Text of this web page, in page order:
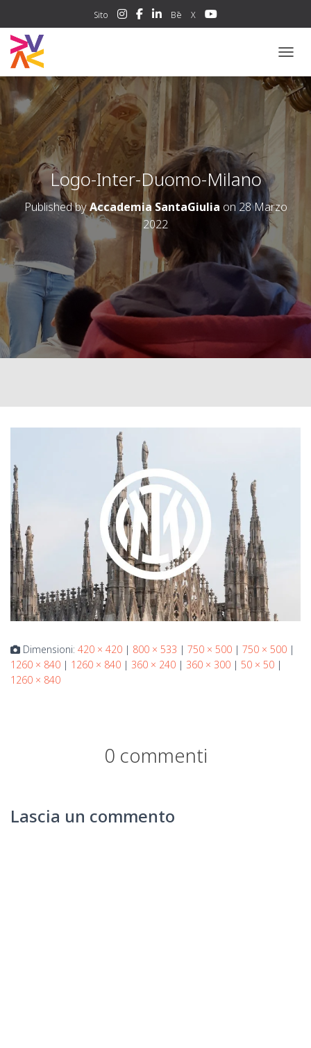
Sito Bē X
Logo-Inter-Duomo-Milano
Published byAccademia SantaGiulia on 28 Marzo
2022
Dimensioni: 420 × 420 | 800 × 533 | 750 × 500 | 750 × 500 |
1260 × 840 | 1260 × 840 | 360 × 240 | 360 × 300 | 50 × 50 |
1260 × 840
0 commenti
Lascia un commento